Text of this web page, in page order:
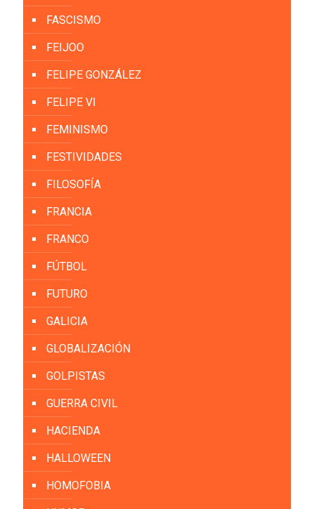
FASCISMO
FEIJOO
FELIPE GONZÁLEZ
FELIPE VI
FEMINISMO
FESTIVIDADES
FILOSOFÍA
FRANCIA
FRANCO
FÚTBOL
FUTURO
GALICIA
GLOBALIZACIÓN
GOLPISTAS
GUERRA CIVIL
HACIENDA
HALLOWEEN
HOMOFOBIA